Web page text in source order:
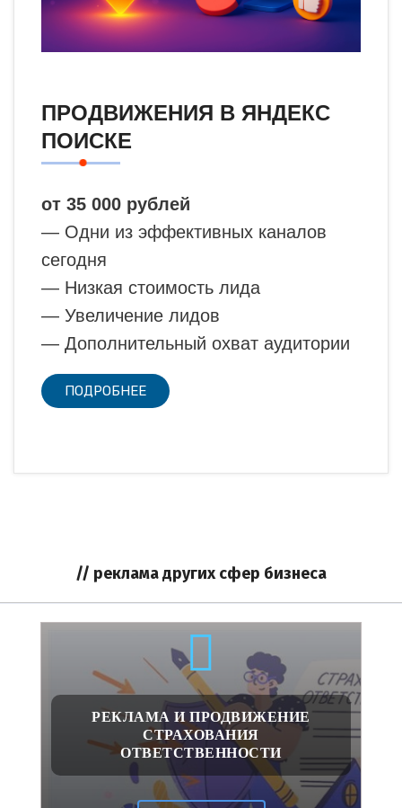
ПРОДВИЖЕНИЯ В ЯНДЕКС
ПОИСКЕ
от 35 000 рублей
— Одни из эффективных каналов
сегодня
— Низкая стоимость лида
— Увеличение лидов
— Дополнительный охват аудитории
ПОДРОБНЕЕ
// реклама других сфер бизнеса
РЕКЛАМА И ПРОДВИЖЕНИЕ
СТРАХОВАНИЯ
ОТВЕТСТВЕННОСТИ